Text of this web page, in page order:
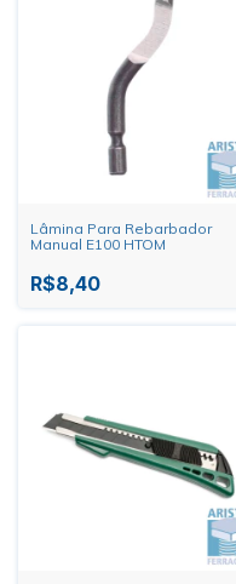
Lâmina Para Rebarbador
Manual E100 HTOM
R$8,40